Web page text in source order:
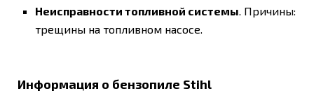
Неисправности топливной системы. Причины:
трещины на топливном насосе.
Информация о бензопиле Stihl